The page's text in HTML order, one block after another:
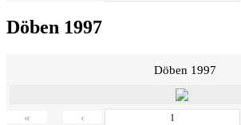
Döben 1997
Döben 1997
« ‹